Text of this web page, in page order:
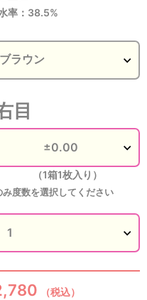
率：38.5%
目
（1箱1枚入り）
度数を選択してください
（税込）